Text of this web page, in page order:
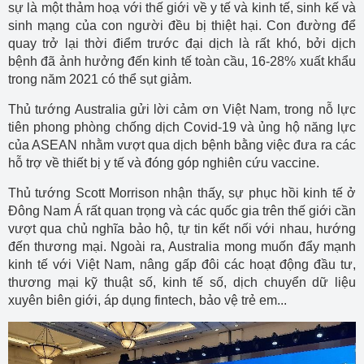
sự là một thảm hoạ với thế giới về y tế và kinh tế, sinh kế và
sinh mạng của con người đều bị thiệt hại. Con đường để
quay trở lại thời điểm trước đại dịch là rất khó, bởi dịch
bệnh đã ảnh hưởng đến kinh tế toàn cầu, 16-28% xuất khẩu
trong năm 2021 có thể sụt giảm.
Thủ tướng Australia gửi lời cảm ơn Việt Nam, trong nỗ lực
tiên phong phòng chống dịch Covid-19 và ủng hộ năng lực
của ASEAN nhằm vượt qua dịch bệnh bằng việc đưa ra các
hỗ trợ về thiết bị y tế và đóng góp nghiên cứu vaccine.
Thủ tướng Scott Morrison nhận thấy, sự phục hồi kinh tế ở
Đông Nam Á rất quan trọng và các quốc gia trên thế giới cần
vượt qua chủ nghĩa bảo hộ, tự tin kết nối với nhau, hướng
đến thương mại. Ngoài ra, Australia mong muốn đẩy mạnh
kinh tế với Việt Nam, nâng gấp đôi các hoạt động đầu tư,
thương mại kỹ thuật số, kinh tế số, dịch chuyển dữ liệu
xuyên biên giới, áp dụng fintech, bảo vệ trẻ em...